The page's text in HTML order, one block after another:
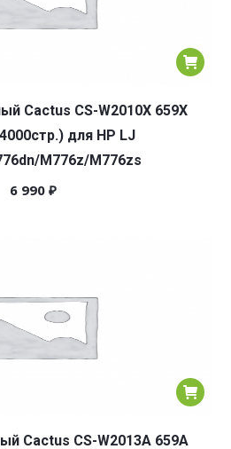
Cactus CS-W2010X 659X
для HP LJ
M776z/M776zs
6 990 ₽
Cactus CS-W2013A 659A